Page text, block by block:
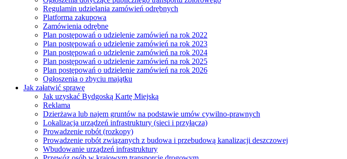
Regulamin udzielania zamówień odrębnych
Platforma zakupowa
Zamówienia odrębne
Plan postępowań o udzielenie zamówień na rok 2022
Plan postępowań o udzielenie zamówień na rok 2023
Plan postępowań o udzielenie zamówień na rok 2024
Plan postępowań o udzielenie zamówień na rok 2025
Plan postępowań o udzielenie zamówień na rok 2026
Ogłoszenia o zbyciu majątku
Jak załatwić sprawę
Jak uzyskać Bydgoską Kartę Miejską
Reklama
Dzierżawa lub najem gruntów na podstawie umów cywilno-prawnych
Lokalizacja urządzeń infrastruktury (sieci i przyłącza)
Prowadzenie robót (rozkopy)
Prowadzenie robót związanych z budowa i przebudową kanalizacji deszczowej
Wbudowanie urządzeń infrastruktury